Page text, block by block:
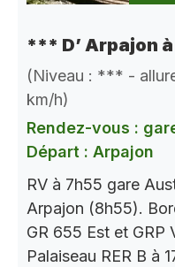
*** D’ Arpajon
(Niveau : *** -
km/h)
Rendez-vous :
Départ : Arpajon
RV à 7h55 gare
Arpajon (8h55).
GR 655 Est et GRP
Palaiseau RER B à